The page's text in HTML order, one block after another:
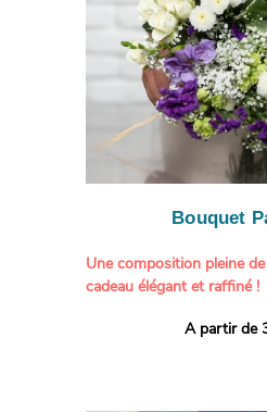
Bouquet
Une composition pleine
cadeau élégant et raffiné !
Offrez un bouquet délicat
A partir de